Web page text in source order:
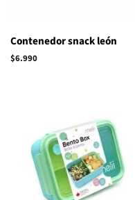
Contenedor snack león
Precio
$6.990